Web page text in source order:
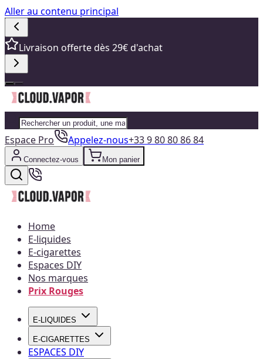
Aller au contenu principal
Livraison offerte dès 29€ d'achat
Espace Pro Appelez-nous+33 9 80 80 86 84
Connectez-vous Mon panier
Home
E-liquides
E-cigarettes
Espaces DIY
Nos marques
Prix Rouges
E-LIQUIDES
E-CIGARETTES
ESPACES DIY